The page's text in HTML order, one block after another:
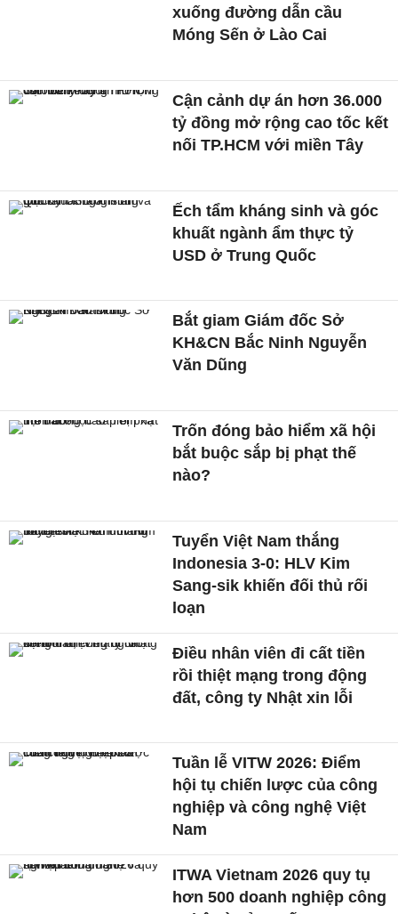
xuống đường dẫn cầu
Móng Sến ở Lào Cai
Cận cảnh dự án hơn 36.000
tỷ đồng mở rộng cao tốc kết
nối TP.HCM với miền Tây
Ếch tẩm kháng sinh và góc
khuất ngành ẩm thực tỷ
USD ở Trung Quốc
Bắt giam Giám đốc Sở
KH&CN Bắc Ninh Nguyễn
Văn Dũng
Trốn đóng bảo hiểm xã hội
bắt buộc sắp bị phạt thế
nào?
Tuyển Việt Nam thắng
Indonesia 3-0: HLV Kim
Sang-sik khiến đối thủ rối
loạn
Điều nhân viên đi cất tiền
rồi thiệt mạng trong động
đất, công ty Nhật xin lỗi
Tuần lễ VITW 2026: Điểm
hội tụ chiến lược của công
nghiệp và công nghệ Việt
Nam
ITWA Vietnam 2026 quy tụ
hơn 500 doanh nghiệp công